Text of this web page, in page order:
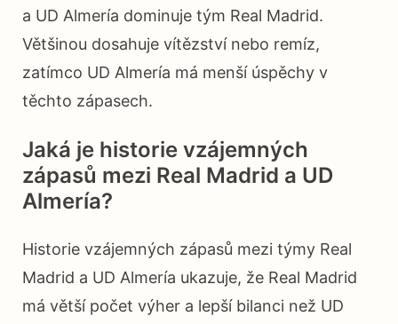
a UD Almería dominuje tým Real Madrid.
Většinou dosahuje vítězství nebo remíz,
zatímco UD Almería má menší úspěchy v
těchto zápasech.
Jaká je historie vzájemných
zápasů mezi Real Madrid a UD
Almería?
Historie vzájemných zápasů mezi týmy Real
Madrid a UD Almería ukazuje, že Real Madrid
má větší počet výher a lepší bilanci než UD